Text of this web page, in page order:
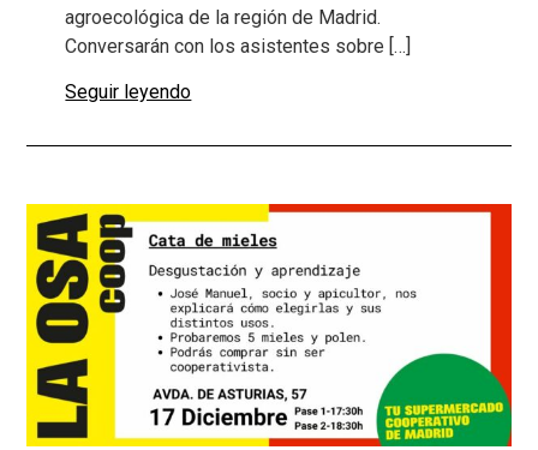
agroecológica de la región de Madrid.
Conversarán con los asistentes sobre […]
Seguir leyendo